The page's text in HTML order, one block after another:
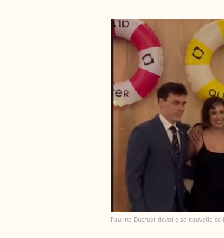
Pauline Ducruet dévoile sa nouvelle